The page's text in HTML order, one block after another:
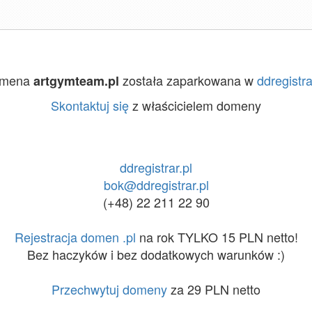
artgymteam.pl została zaparkowana w
Skontaktuj sięz właścicielem domeny
ddregistrar.pl
bok@ddregistrar.pl
(+48) 22 211 22 90
Rejestracja domen .pl na rok TYLKO 15 PLN netto!
Bez haczyków i bez dodatkowych warunków :)
Przechwytuj domenyza 29 PLN netto